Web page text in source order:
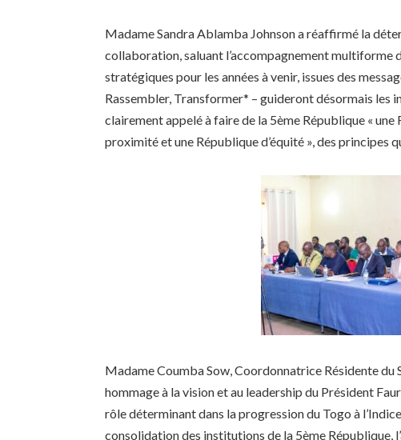
Madame Sandra Ablamba Johnson a réaffirmé la
collaboration, saluant l’accompagnement multiforme
stratégiques pour les années à venir, issues des
Rassembler, Transformer* – guideront désormais les
clairement appelé à faire de la 5ème République «
proximité et une République d’équité », des principes
Madame Coumba Sow, Coordonnatrice Résidente du
hommage à la vision et au leadership du Président
rôle déterminant dans la progression du Togo à
consolidation des institutions de la 5ème République,